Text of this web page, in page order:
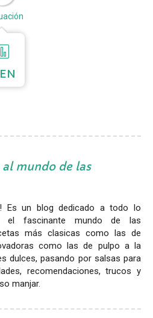
mundo de las
Es un blog dedicado a todo lo
el fascinante mundo de las
más clasicas como las de
como las de pulpo a la
dulces, pasando por salsas para
recomendaciones, trucos y
manjar.